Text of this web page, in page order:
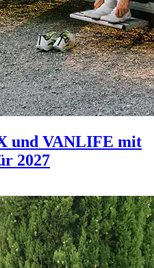
und VANLIFE mit
2027